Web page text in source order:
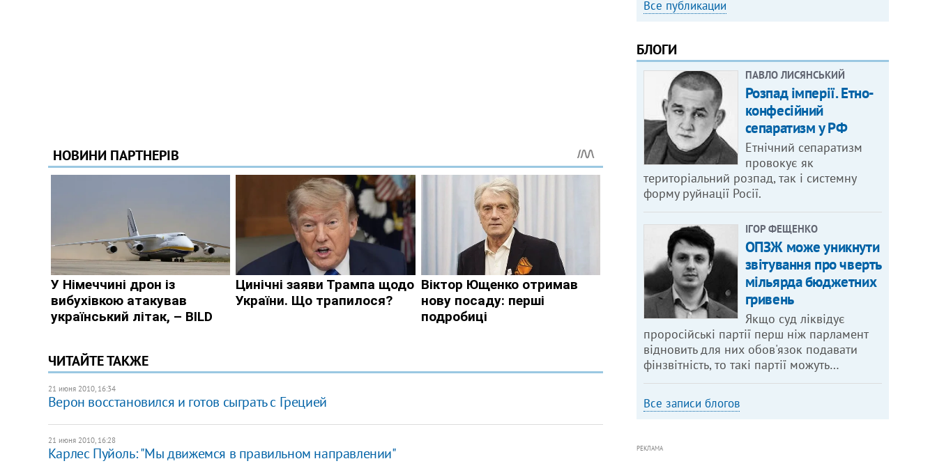
ЧИТАЙТЕ ТАКЖЕ
21 июня 2010, 16:34
Верон восстановился и готов сыграть с Грецией
21 июня 2010, 16:28
Карлес Пуйоль: "Мы движемся в правильном направлении"
Все публикации
БЛОГИ
ПАВЛО ЛИСЯНСЬКИЙ
Розпад імперії. Етно-
конфесійний
сепаратизм у РФ
Етнічний сепаратизм
провокує як
територіальний розпад, так і системну
форму руйнації Росії.
ІГОР ФЕЩЕНКО
ОПЗЖ може уникнути
звітування про чверть
мільярда бюджетних
гривень
Якщо суд ліквідує
проросійські партії перш ніж парламент
відновить для них обов'язок подавати
фінзвітність, то такі партії можуть…
Все записи блогов
РЕКЛАМА